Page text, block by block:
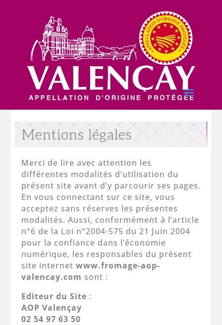
Mentions légales
Merci de lire avec attention les
différentes modalités d’utilisation du
présent site avant d’y parcourir ses pages.
En vous connectant sur ce site, vous
acceptez sans réserves les présentes
modalités. Aussi, conformément à l’article
n°6 de la Loi n°2004-575 du 21 Juin 2004
pour la confiance dans l’économie
numérique, les responsables du présent
site internet www.fromage-aop-
valencay.com sont :
Editeur du Site :
AOP Valençay
02 54 97 63 50